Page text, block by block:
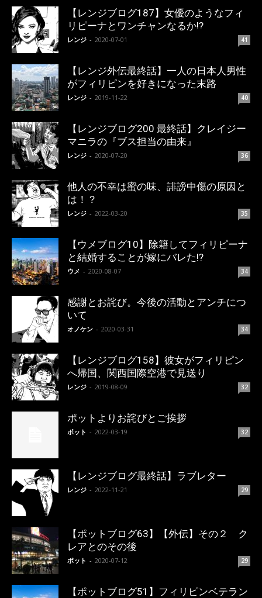
【レンジブログ187】女優のようなフィ
リピーナとワンチャンなるか!?
レンジ - 2020-07-01 41
【レンジ外伝最終話】一人の日本人男性
がフィリピンを好きになった末路
レンジ - 2019-11-22 40
【レンジブログ200 最終話】クレイジー
マニラの『ブス担当の由来』
レンジ - 2020-07-20 36
他人の不幸は蜜の味、誹謗中傷の原因と
は！？
レンジ - 2022-03-20 35
【ウメブログ10】除籍してフィリピーナ
と結婚することが嫁にバレた!?
ウメ - 2020-08-07 34
感謝とお詫び。今後の活動とアンチにつ
いて
オノケン - 2020-03-31 34
【レンジブログ158】彼女がフィリピン
へ帰国、関西国際空港で見送り
レンジ - 2019-08-09 32
ポットよりお詫びとご挨拶
ポット - 2022-03-19 32
【レンジブログ最終話】ラブレター
レンジ - 2022-11-21 29
【ポットブログ63】【外伝】その２ ク
レアとのその後
ポット - 2020-07-12 29
【ポットブログ51】フィリピンベテラン